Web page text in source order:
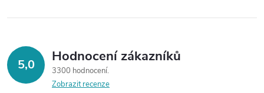
5,0 Hodnocení zákazníků
3300 hodnocení
Zobrazit recenze